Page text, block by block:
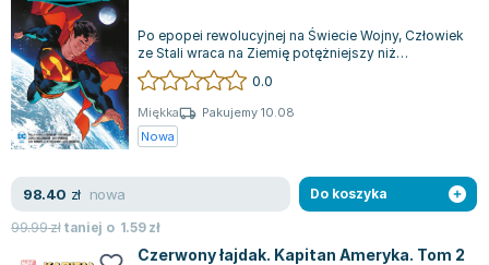
Po epopei rewolucyjnej na Świecie Wojny, Człowiek
ze Stali wraca na Ziemię potężniejszy niż
kiedykolwiek. Wspólnie ze Steelem, Sup...
0.0
Miękka
Pakujemy 10.08
Nowa
98.40 zł nowa
99.99złtaniej o 1.59zł
Do koszyka
Czerwony łajdak. Kapitan Ameryka. Tom 2